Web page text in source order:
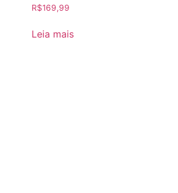
R$169,99
Leia mais